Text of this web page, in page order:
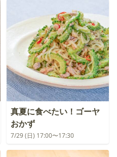
真夏に食べたい！ゴーヤ
おかず
7/29 (日) 17:00〜17:30